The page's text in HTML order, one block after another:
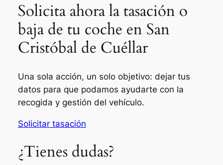
Solicita ahora la tasación o
baja de tu coche en San
Cristóbal de Cuéllar
Una sola acción, un solo objetivo: dejar tus
datos para que podamos ayudarte con la
recogida y gestión del vehículo.
Solicitar tasación
¿Tienes dudas?